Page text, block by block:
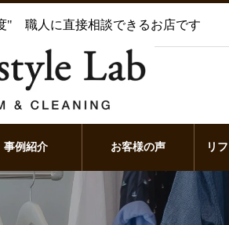
" 職人に直接相談できるお店です
事例紹介 お客様の声 リ